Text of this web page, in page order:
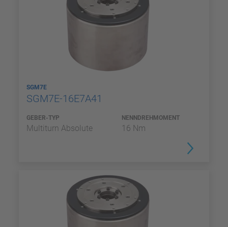
SGM7E
SGM7E-16E7A41
GEBER-TYP
Multiturn Absolute
NENNDREHMOMENT
16 Nm